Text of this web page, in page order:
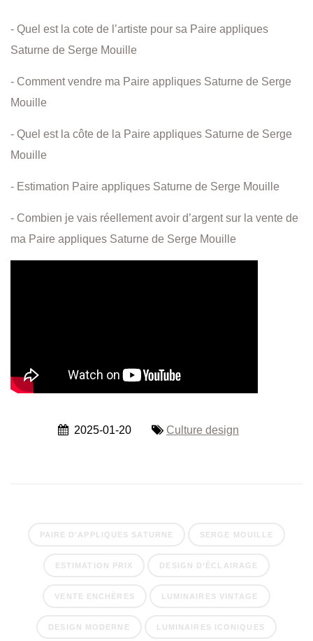
- Quel est la cote de l’artiste pour sa Paire appliques
Saturne de Serge Mouille
- Comment vendre ma Paire appliques Saturne de Serge
Mouille
- Quel est la côte de la Paire appliques Saturne de Serge
Mouille
- Estimation Paire appliques Saturne de Serge Mouille
- Combien je vais réellement avoir d’argent sur la vente de
ma Paire appliques Saturne de Serge Mouille
2025-01-20 Culture design
PAIRE D'APPLIQUES SATURNE SERGE MOUILLE
ESTIMATION PRIX DESIGN D’ÉCLAIRAGE
VENTE ENCHÈRES LUMINAIRES VINTAGE
DESIGN MODERNE LUMINAIRES ICONIQUES